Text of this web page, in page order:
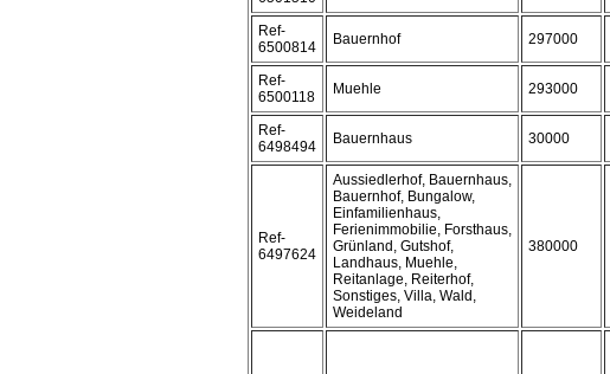
Ref-
6500814
Bauernhof 297000
Ref-
6500118
Muehle 293000
Ref-
6498494
Bauernhaus 30000
Ref-
6497624
Aussiedlerhof, Bauernhaus,
Bauernhof, Bungalow,
Einfamilienhaus,
Ferienimmobilie, Forsthaus,
Grünland, Gutshof,
Landhaus, Muehle,
Reitanlage, Reiterhof,
Sonstiges, Villa, Wald,
Weideland
380000